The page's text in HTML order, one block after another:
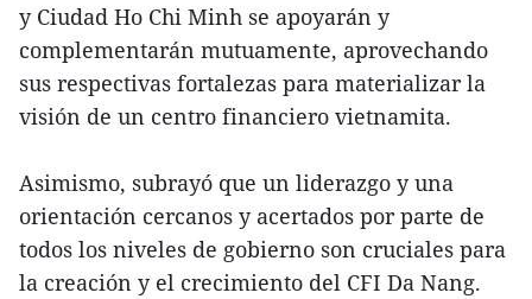
y Ciudad Ho Chi Minh se apoyarán y
complementarán mutuamente, aprovechando
sus respectivas fortalezas para materializar la
visión de un centro financiero vietnamita.
Asimismo, subrayó que un liderazgo y una
orientación cercanos y acertados por parte de
todos los niveles de gobierno son cruciales para
la creación y el crecimiento del CFI Da Nang.